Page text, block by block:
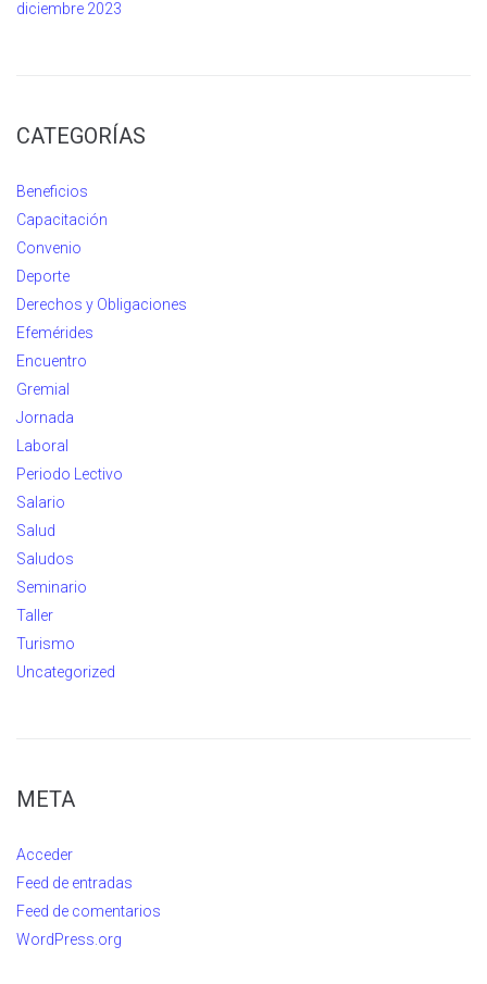
diciembre 2023
CATEGORÍAS
Beneficios
Capacitación
Convenio
Deporte
Derechos y Obligaciones
Efemérides
Encuentro
Gremial
Jornada
Laboral
Periodo Lectivo
Salario
Salud
Saludos
Seminario
Taller
Turismo
Uncategorized
META
Acceder
Feed de entradas
Feed de comentarios
WordPress.org